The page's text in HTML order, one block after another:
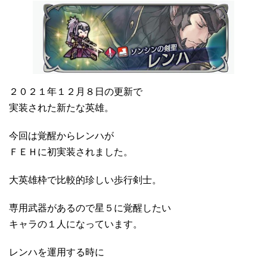
２０２１年１２月８日の更新で
実装された新たな英雄。
今回は覚醒からレンハが
ＦＥＨに初実装されました。
大英雄枠で比較的珍しい歩行剣士。
専用武器があるので星５に覚醒したい
キャラの１人になっています。
レンハを運用する時に